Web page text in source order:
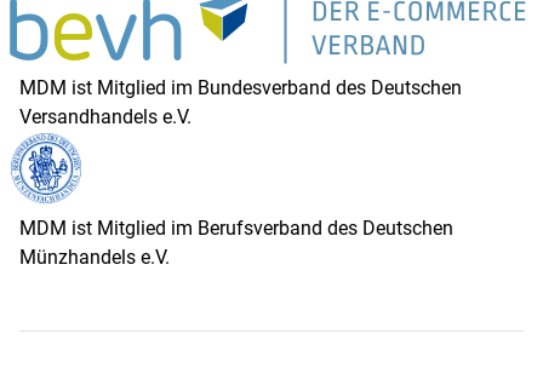
MDM ist Mitglied im Bundesverband des Deutschen
Versandhandels e.V.
MDM ist Mitglied im Berufsverband des Deutschen
Münzhandels e.V.